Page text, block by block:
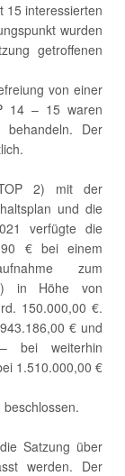
15 interessierten
wurden
getroffenen
von einer
14 – 15 waren
behandeln. Der
2) mit der
und die
verfügte die
€ bei einem
zum
in Höhe von
150.000,00 €.
€ und
bei weiterhin
1.510.000,00 €
Satzung über
werden. Der